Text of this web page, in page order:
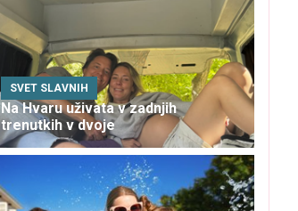
SVET SLAVNIH
Na Hvaru uživata v zadnjih
trenutkih v dvoje